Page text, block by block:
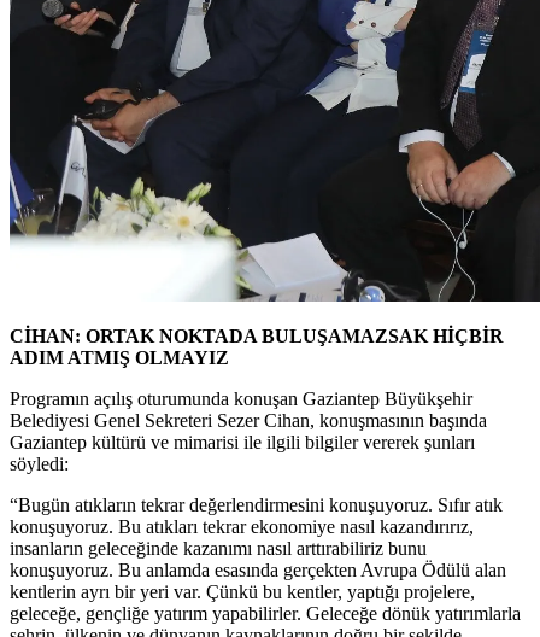
CİHAN: ORTAK NOKTADA BULUŞAMAZSAK HİÇBİR
ADIM ATMIŞ OLMAYIZ
Programın açılış oturumunda konuşan Gaziantep Büyükşehir
Belediyesi Genel Sekreteri Sezer Cihan, konuşmasının başında
Gaziantep kültürü ve mimarisi ile ilgili bilgiler vererek şunları
söyledi:
“Bugün atıkların tekrar değerlendirmesini konuşuyoruz. Sıfır atık
konuşuyoruz. Bu atıkları tekrar ekonomiye nasıl kazandırırız,
insanların geleceğinde kazanımı nasıl arttırabiliriz bunu
konuşuyoruz. Bu anlamda esasında gerçekten Avrupa Ödülü alan
kentlerin ayrı bir yeri var. Çünkü bu kentler, yaptığı projelere,
geleceğe, gençliğe yatırım yapabilirler. Geleceğe dönük yatırımlarla